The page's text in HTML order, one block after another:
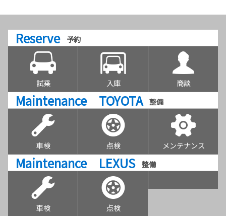
Reserve 予約
試乗 入庫 商談
Maintenance TOYOTA 整備
車検 点検 メンテナンス
Maintenance LEXUS 整備
車検 点検